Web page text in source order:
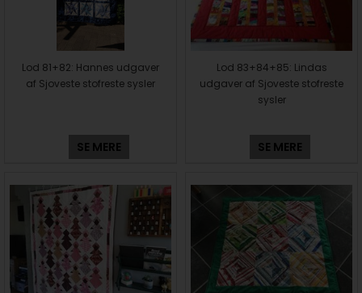
Lod 81+82: Hannes udgaver
af Sjoveste stofreste sysler
SE MERE
Lod 83+84+85: Lindas
udgaver af Sjoveste stofreste
sysler
SE MERE